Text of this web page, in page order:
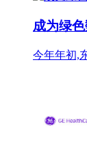
成为绿
今年年初,